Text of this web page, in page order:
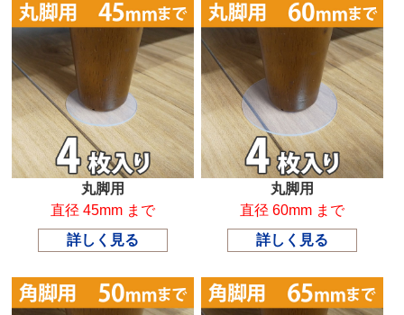
丸脚用
直径 45mm まで
詳しく見る
丸脚用
直径 60mm まで
詳しく見る